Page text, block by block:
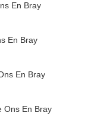
En Bray
En Bray
En Bray
Ons En Bray